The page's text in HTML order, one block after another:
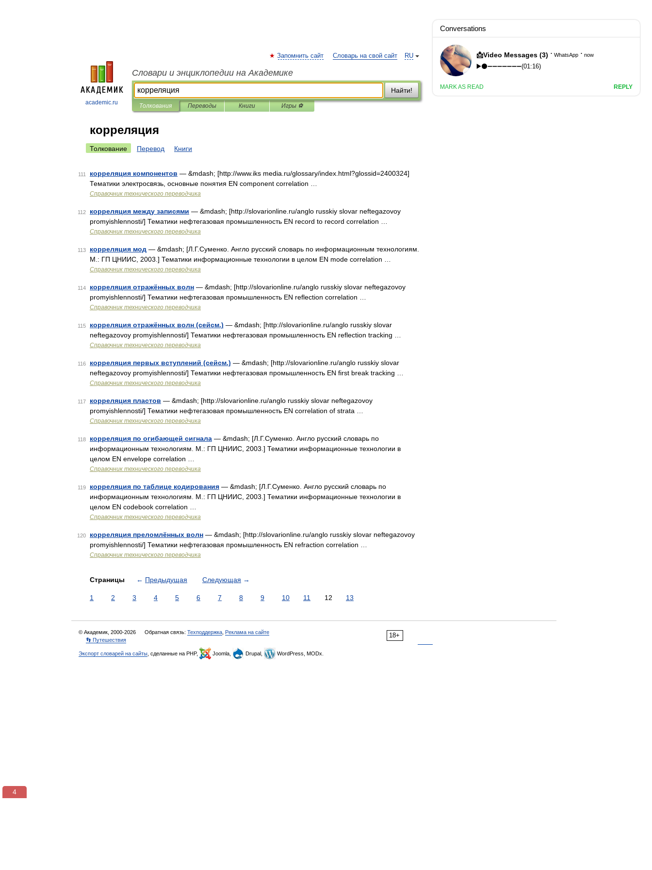
academic.ru
RU
Запомнить сайт Словарь на свой сайт
Словари и энциклопедии на Академике
Найти!
Толкования Переводы Книги Игры ⚽
корреляция
Толкование Перевод Книги
111 корреляция компонентов — &mdash; [http://www.iks media.ru/glossary/index.html?glossid=2400324]
Тематики электросвязь, основные понятия EN component correlation …
Справочник технического переводчика
112 корреляция между записями — &mdash; [http://slovarionline.ru/anglo russkiy slovar neftegazovoy
promyishlennosti/] Тематики нефтегазовая промышленность EN record to record correlation …
Справочник технического переводчика
113 корреляция мод — &mdash; [Л.Г.Суменко. Англо русский словарь по информационным технологиям.
М.: ГП ЦНИИС, 2003.] Тематики информационные технологии в целом EN mode correlation …
Справочник технического переводчика
114 корреляция отражённых волн — &mdash; [http://slovarionline.ru/anglo russkiy slovar neftegazovoy
promyishlennosti/] Тематики нефтегазовая промышленность EN reflection correlation …
Справочник технического переводчика
115 корреляция отражённых волн (сейсм.) — &mdash; [http://slovarionline.ru/anglo russkiy slovar
neftegazovoy promyishlennosti/] Тематики нефтегазовая промышленность EN reflection tracking …
Справочник технического переводчика
116 корреляция первых вступлений (сейсм.) — &mdash; [http://slovarionline.ru/anglo russkiy slovar
neftegazovoy promyishlennosti/] Тематики нефтегазовая промышленность EN first break tracking …
Справочник технического переводчика
117 корреляция пластов — &mdash; [http://slovarionline.ru/anglo russkiy slovar neftegazovoy
promyishlennosti/] Тематики нефтегазовая промышленность EN correlation of strata …
Справочник технического переводчика
118 корреляция по огибающей сигнала — &mdash; [Л.Г.Суменко. Англо русский словарь по
информационным технологиям. М.: ГП ЦНИИС, 2003.] Тематики информационные технологии в
целом EN envelope correlation …
Справочник технического переводчика
119 корреляция по таблице кодирования — &mdash; [Л.Г.Суменко. Англо русский словарь по
информационным технологиям. М.: ГП ЦНИИС, 2003.] Тематики информационные технологии в
целом EN codebook correlation …
Справочник технического переводчика
120 корреляция преломлённых волн — &mdash; [http://slovarionline.ru/anglo russkiy slovar neftegazovoy
promyishlennosti/] Тематики нефтегазовая промышленность EN refraction correlation …
Справочник технического переводчика
Страницы ← Предыдущая Следующая →
1 2 3 4 5 6 7 8 9 10 11 12 13
18+
© Академик, 2000-2026 Обратная связь: Техподдержка Реклама на сайте
👣 Путешествия
Экспорт словарей на сайты , сделанные на PHP, Joomla, Drupal, WordPress, MODx.
3